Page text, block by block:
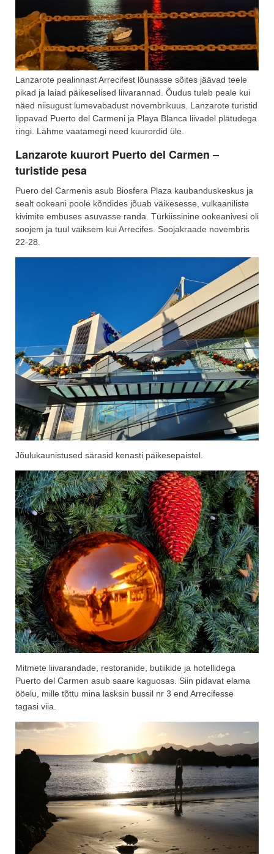
Lanzarote pealinnast Arrecifest lõunasse sõites jäävad teele
pikad ja laiad päikeselised liivarannad. Õudus tuleb peale kui
näed niisugust lumevabadust novembrikuus. Lanzarote turistid
lippavad Puerto del Carmeni ja Playa Blanca liivadel plätudega
ringi. Lähme vaatamegi need kuurordid üle.
Lanzarote kuurort Puerto del Carmen –
turistide pesa
Puero del Carmenis asub Biosfera Plaza kaubanduskeskus ja
sealt ookeani poole kõndides jõuab väikesesse, vulkaaniliste
kivimite embuses asuvasse randa. Türkiissinine ookeanivesi oli
soojem ja tuul vaiksem kui Arrecifes. Soojakraade novembris
22-28.
Jõulukaunistused särasid kenasti päikesepaistel.
Mitmete liivarandade, restoranide, butiikide ja hotellidega
Puerto del Carmen asub saare kaguosas. Siin pidavat elama
ööelu, mille tõttu mina lasksin bussil nr 3 end Arrecifesse
tagasi viia.